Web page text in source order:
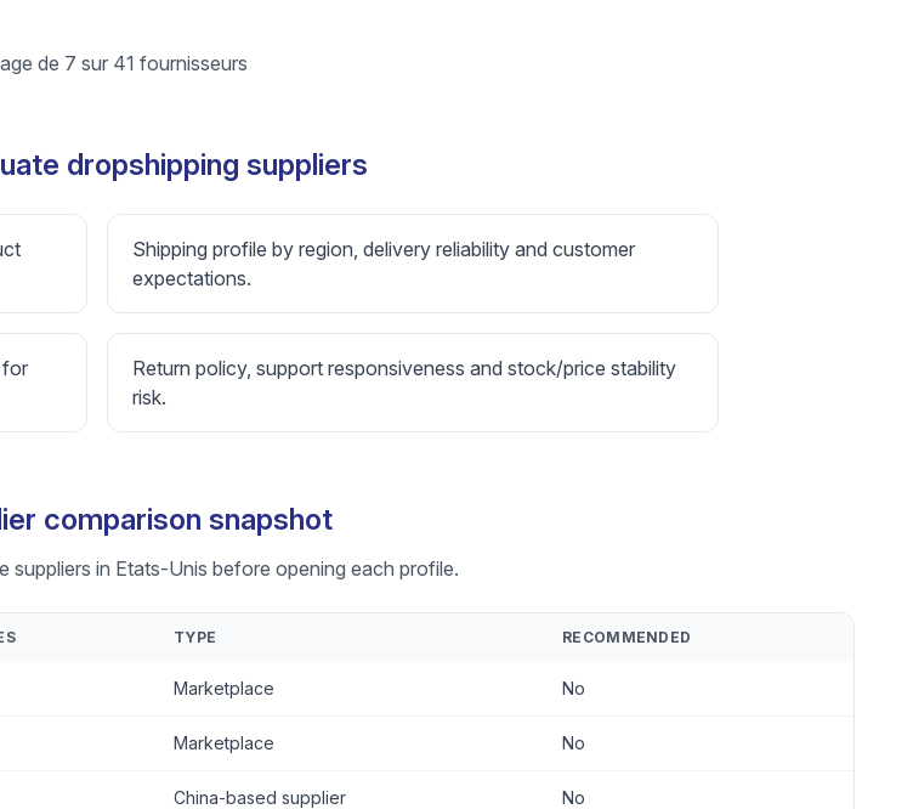
de 7 sur 41 fournisseurs
dropshipping suppliers
Shipping profile by region, delivery reliability and customer
expectations.
for
Return policy, support responsiveness and stock/price stability
risk.
comparison snapshot
suppliers in Etats-Unis before opening each profile.
TYPE RECOMMENDED
Marketplace No
Marketplace No
China-based supplier No